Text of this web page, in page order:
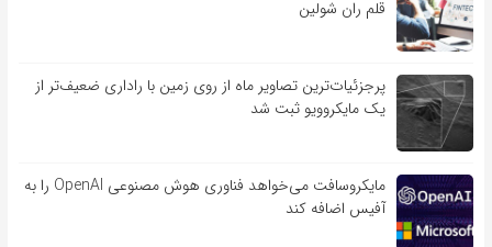
قلم ران شولین
پرجزئیات‌ترین تصاویر ماه از روی زمین با راداری ضعیف‌تر از
یک مایکروویو ثبت شد
مایکروسافت می‌خواهد فناوری هوش مصنوعی OpenAI را به
آفیس اضافه کند